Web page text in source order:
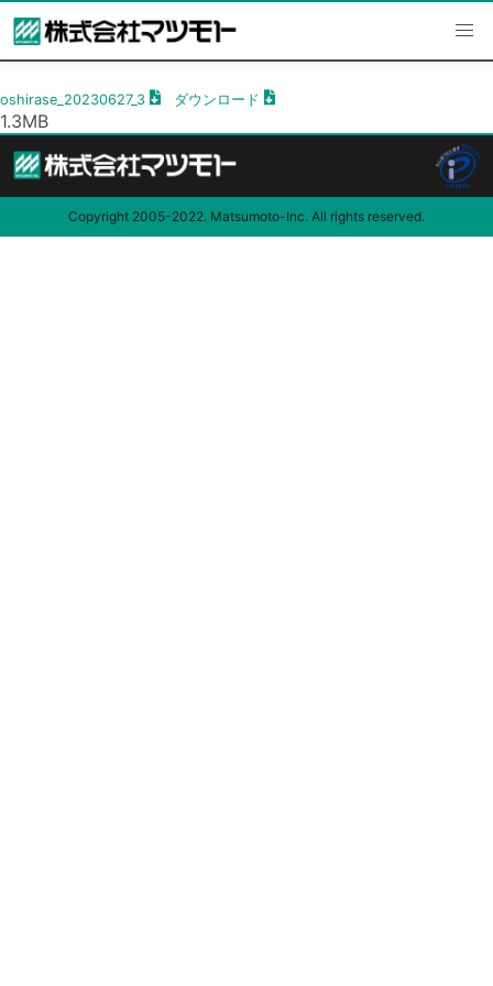
容
を
キ
ッ
プ
oshirase_20230627_3 ダウンロード
1.3MB
Copyright 2005-2022. Matsumoto-Inc. All rights reserved.